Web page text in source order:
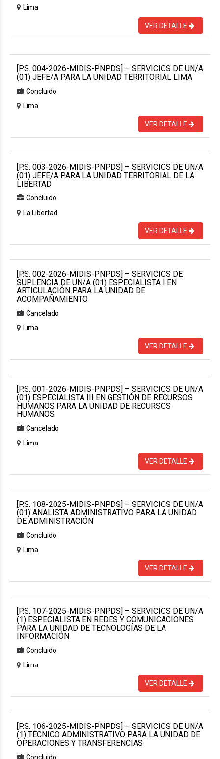
Lima
VER DETALLE
[P.S. 004-2026-MIDIS-PNPDS] – SERVICIOS DE UN/A
(01) JEFE/A PARA LA UNIDAD TERRITORIAL LIMA
Concluido
Lima
VER DETALLE
[P.S. 003-2026-MIDIS-PNPDS] – SERVICIOS DE UN/A
(01) JEFE/A PARA LA UNIDAD TERRITORIAL DE LA
LIBERTAD
Concluido
La Libertad
VER DETALLE
[P.S. 002-2026-MIDIS-PNPDS] – SERVICIOS DE
SUPLENCIA DE UN/A (01) ESPECIALISTA I EN
ARTICULACIÓN PARA LA UNIDAD DE
ACOMPAÑAMIENTO
Cancelado
Lima
VER DETALLE
[P.S. 001-2026-MIDIS-PNPDS] – SERVICIOS DE UN/A
(01) ESPECIALISTA III EN GESTIÓN DE RECURSOS
HUMANOS PARA LA UNIDAD DE RECURSOS
HUMANOS
Cancelado
Lima
VER DETALLE
[P.S. 108-2025-MIDIS-PNPDS] – SERVICIOS DE UN/A
(01) ANALISTA ADMINISTRATIVO PARA LA UNIDAD
DE ADMINISTRACIÓN
Concluido
Lima
VER DETALLE
[P.S. 107-2025-MIDIS-PNPDS] – SERVICIOS DE UN/A
(1) ESPECIALISTA EN REDES Y COMUNICACIONES
PARA LA UNIDAD DE TECNOLOGÍAS DE LA
INFORMACIÓN
Concluido
Lima
VER DETALLE
[P.S. 106-2025-MIDIS-PNPDS] – SERVICIOS DE UN/A
(1) TÉCNICO ADMINISTRATIVO PARA LA UNIDAD DE
OPERACIONES Y TRANSFERENCIAS
Concluido